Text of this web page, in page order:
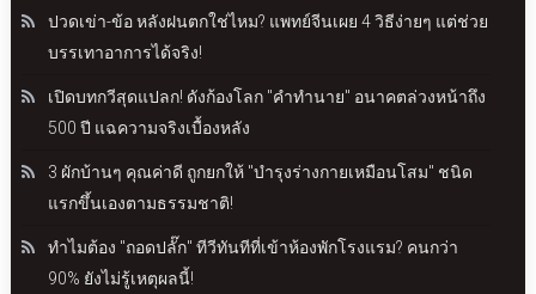
ปวดเข่า-ข้อ หลังฝนตกใช่ไหม? แพทย์จีนเผย 4 วิธีง่ายๆ แต่ช่วย
บรรเทาอาการได้จริง!
เปิดบทกวีสุดแปลก! ดังก้องโลก "คำทำนาย" อนาคตล่วงหน้าถึง
500 ปี แฉความจริงเบื้องหลัง
3 ผักบ้านๆ คุณค่าดี ถูกยกให้ "บำรุงร่างกายเหมือนโสม" ชนิด
แรกขึ้นเองตามธรรมชาติ!
ทำไมต้อง "ถอดปลั๊ก" ทีวีทันทีที่เข้าห้องพักโรงแรม? คนกว่า
90% ยังไม่รู้เหตุผลนี้!